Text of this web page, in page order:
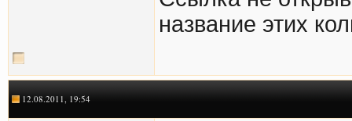
название этих
12.08.2011, 19:54